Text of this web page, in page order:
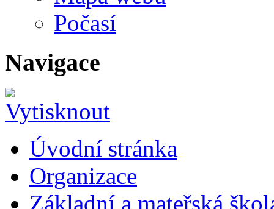
Počasí
Navigace
Úvodní stránka
Organizace
Základní a mateřská